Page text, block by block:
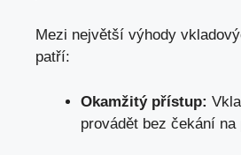
Mezi největší výhody
patří:
Okamžitý přístup:
provádět bez čekání na